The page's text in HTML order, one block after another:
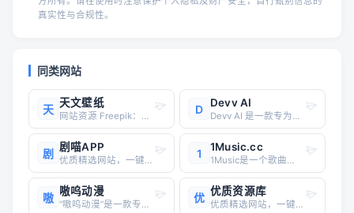
真实性与合规性。
同类网站
天 天文壁纸
网站资源 Freepik：提供多种宇宙主题的壁纸，包括星空、银河、黑洞等，用户可以免费下载。Freepik Pexels：提供超过800000张高质量的“星空”素材图片，每天发布数千张新图片，使用完全免费。Pexels Pixabay：提供大量关于银河壁纸的照片，免
D Devv AI
Devv AI 是一款专为程序员设计的 AI 驱动搜索引擎，旨在通过高效、精准的编程解决方案提升开发者的生产力。以下是关于 Devv AI 的详细分析：### 核心功能与特点1. **快速精准的编程解决方案**Devv AI 利用先进的自然语言处理和机器学习技术，能够快速理解用户的查
剧 剧喵APP
优质精选网站，一键直达
1 1Music.cc
1Music是一个歌曲下载网站，网站界面非常简约，没有广告，且界面没有任何多余元素和操作步骤，搜索到想要的歌曲后，直接点击下载即可。下载可以选择Flac无损音质、MP3普通音质两种格式，且所有资源存在到了Webdav，可以直链下载，无需跳转到第三方网盘。曲库方面，测试了下，所有的测试关键词都
嗷 嗷呜动漫
“嗷呜动漫”是一款专注于提供丰富动漫资源的手机应用软件，主要面向二次元爱好者，旨在为用户提供优质的动漫观看体验。从我搜索到的资料来看，“嗷呜动漫”具有以下特点和功能：丰富的动漫资源嗷呜动漫拥有庞大的动漫资源库，包括日本动漫、国产动漫、欧美动漫等多种类型，满足不同用户的观看需求。此外，该平
优 优质资源库
优质精选网站，一键直达